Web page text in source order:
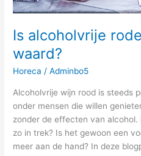
Is alcoholvrije
waard?
Horeca /Adminbo5
Alcoholvrije wijn rood is steeds
onder mensen die willen
zonder de effecten van
zo in trek? Is het gewoon een
meer aan de hand? In deze